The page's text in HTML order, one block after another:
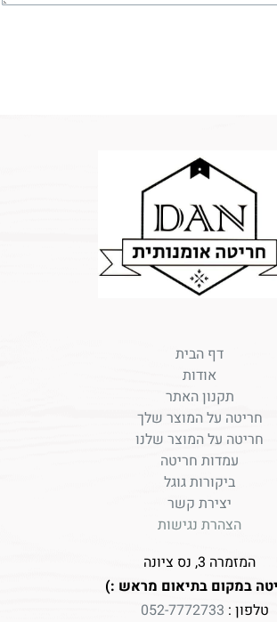
דף הבית
אודות
תקנון האתר
חריטה על המוצר שלך
חריטה על המוצר שלנו
עמדות חריטה
ביקורות גוגל
יצירת קשר
הצהרת נגישות
המזמרה 3, נס ציונה
במקום בתיאום מראש :)
טלפון : 052-7772733